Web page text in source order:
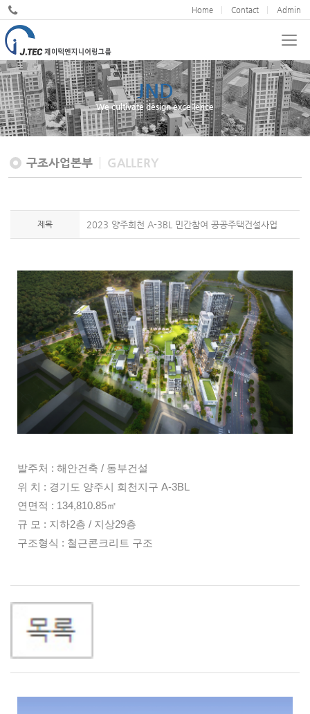
Home Contact Admin
JND
We cultivate design excellence
구조사업본부 GALLERY
제목 2023 양주회천 A-3BL 민간참여 공공주택건설사업
발주처 : 해안건축 / 동부건설
위 치 : 경기도 양주시 회천지구 A-3BL
연면적 : 134,810.85㎡
규 모 : 지하2층 / 지상29층
구조형식 : 철근콘크리트 구조